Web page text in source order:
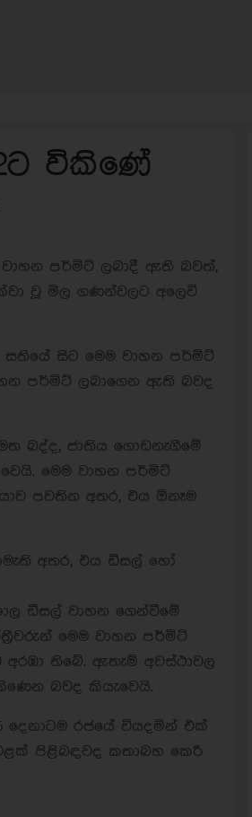
විකිණේ
වාහන පර්මිට් ලබාදී ඇති බවත්,
වූ මිල ගණන්වලට අලෙවි
සතියේ සිට මෙම වාහන පර්මිට්
පර්මිට් ලබාගෙන ඇති බවද
බද්ද, ජාතිය ගොඩනැගීමේ
මෙම වාහන පර්මිට්
පවතින අතර, එය ඕනෑම
අතර, එය ඩීසල් හෝ
ඩීසල් වාහන ගෙන්වීමේ
මෙම වාහන පර්මිට්
තිබේ. ඇතැම් අවස්ථාවල
බවද කියැවෙයි.
දෙනාටම රජයේ වියදමින් එක්
පිළිබඳවද කතාබහ කෙරී